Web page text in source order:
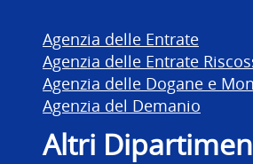
Agenzia delle Entrate
Agenzia delle Entrate
Agenzia delle Dogane e
Agenzia del Demanio
Altri